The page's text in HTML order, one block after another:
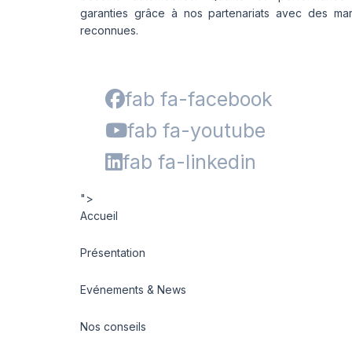
garanties grâce à nos partenariats avec des
reconnues.
fab fa-facebook
fab fa-youtube
fab fa-linkedin
">
Accueil
Présentation
Evénements & News
Nos conseils